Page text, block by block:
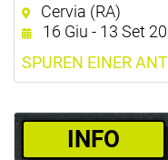
Cervia (RA)
16 Giu - 13 Set
SPUREN EINER
­INFO